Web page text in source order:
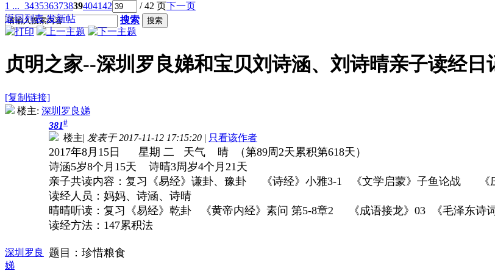
搜索 搜索
1 ... 343536373839404142 / 42 页下一页
返回列表 发新帖
贞明之家--深圳罗良娣和宝贝刘诗涵、刘诗晴亲子读经日
[复制链接]
楼主: 深圳罗良娣
深圳罗良
娣
381#
楼主| 发表于 2017-11-12 17:15:20 | 只看该作者
2017年8月15日 星期 二 天气 晴 （第89周2天累积第618天）
诗涵5岁8个月15天 诗晴3周岁4个月21天
亲子共读内容：复习《易经》谦卦、豫卦 《诗经》小雅3-1 《文学启蒙》子鱼论战
读经人员：妈妈、诗涵、诗晴
晴晴听读：复习《易经》乾卦 《黄帝内经》素问 第5-8章2 《成语接龙》03 《毛泽东诗
读经方法：147累积法
题目：珍惜粮食